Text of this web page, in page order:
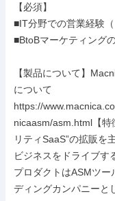
【必須】
■IT分野での営業経験（
■BtoBマーケティング
【製品について】
について
https://
nicaasm/asm.html【特
リティSaaS”の拡販を
ビジネスをドライブす
プロダクトはASMツ
ディングカンパニーと